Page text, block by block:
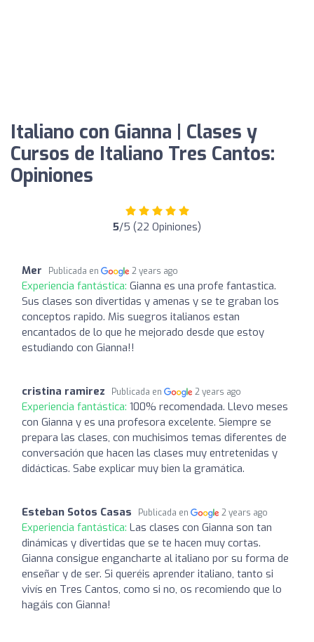
Italiano con Gianna | Clases y
Cursos de Italiano Tres Cantos:
Opiniones
5/5 (22 Opiniones)
Mer Publicada en 2 years ago
Experiencia fantástica: Gianna es una profe fantastica.
Sus clases son divertidas y amenas y se te graban los
conceptos rapido. Mis suegros italianos estan
encantados de lo que he mejorado desde que estoy
estudiando con Gianna!!
cristina ramirez Publicada en 2 years ago
Experiencia fantástica: 100% recomendada. Llevo meses
con Gianna y es una profesora excelente. Siempre se
prepara las clases, con muchisimos temas diferentes de
conversación que hacen las clases muy entretenidas y
didácticas. Sabe explicar muy bien la gramática.
Esteban Sotos Casas Publicada en 2 years ago
Experiencia fantástica: Las clases con Gianna son tan
dinámicas y divertidas que se te hacen muy cortas.
Gianna consigue engancharte al italiano por su forma de
enseñar y de ser. Si queréis aprender italiano, tanto si
vivís en Tres Cantos, como si no, os recomiendo que lo
hagáis con Gianna!